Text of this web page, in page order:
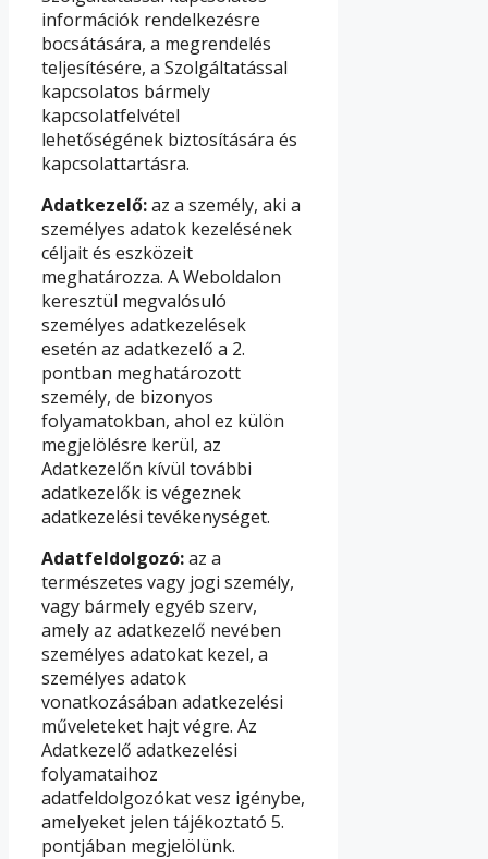
információk rendelkezésre
bocsátására, a megrendelés
teljesítésére, a Szolgáltatással
kapcsolatos bármely
kapcsolatfelvétel
lehetőségének biztosítására és
kapcsolattartásra.
Adatkezelő:az a személy, aki a
személyes adatok kezelésének
céljait és eszközeit
meghatározza. A Weboldalon
keresztül megvalósuló
személyes adatkezelések
esetén az adatkezelő a 2.
pontban meghatározott
személy, de bizonyos
folyamatokban, ahol ez külön
megjelölésre kerül, az
Adatkezelőn kívül további
adatkezelők is végeznek
adatkezelési tevékenységet.
Adatfeldolgozó:az a
természetes vagy jogi személy,
vagy bármely egyéb szerv,
amely az adatkezelő nevében
személyes adatokat kezel, a
személyes adatok
vonatkozásában adatkezelési
műveleteket hajt végre. Az
Adatkezelő adatkezelési
folyamataihoz
adatfeldolgozókat vesz igénybe,
amelyeket jelen tájékoztató 5.
pontjában megjelölünk.